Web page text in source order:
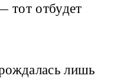
тот отбудет
лишь